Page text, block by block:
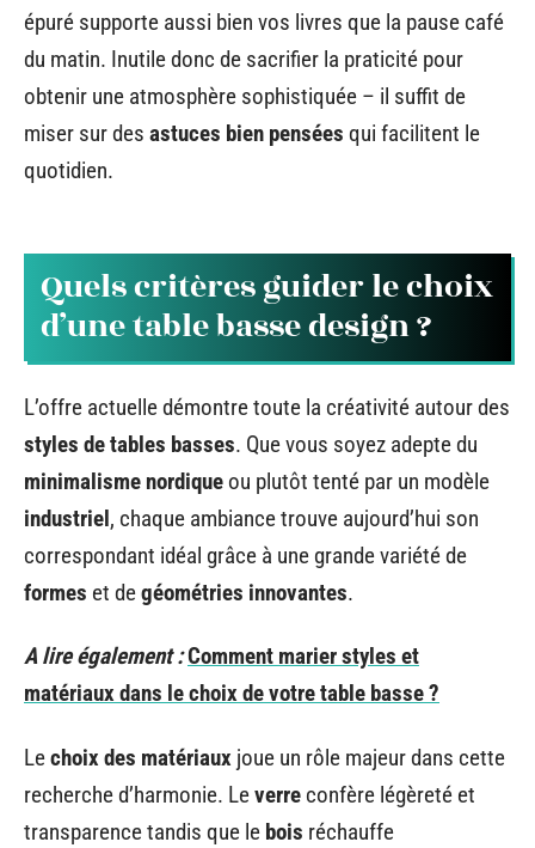
épuré supporte aussi bien vos livres que la pause café
du matin. Inutile donc de sacrifier la praticité pour
obtenir une atmosphère sophistiquée – il suffit de
miser sur des astuces bien pensées qui facilitent le
quotidien.
Quels critères guider le choix
d’une table basse design ?
L’offre actuelle démontre toute la créativité autour des
styles de tables basses. Que vous soyez adepte du
minimalisme nordique ou plutôt tenté par un modèle
industriel, chaque ambiance trouve aujourd’hui son
correspondant idéal grâce à une grande variété de
formes et degéométries innovantes.
A lire également :Comment marier styles et
matériaux dans le choix de votre table basse ?
Lechoix des matériaux joue un rôle majeur dans cette
recherche d’harmonie. Leverre confère légèreté et
transparence tandis que le bois réchauffe